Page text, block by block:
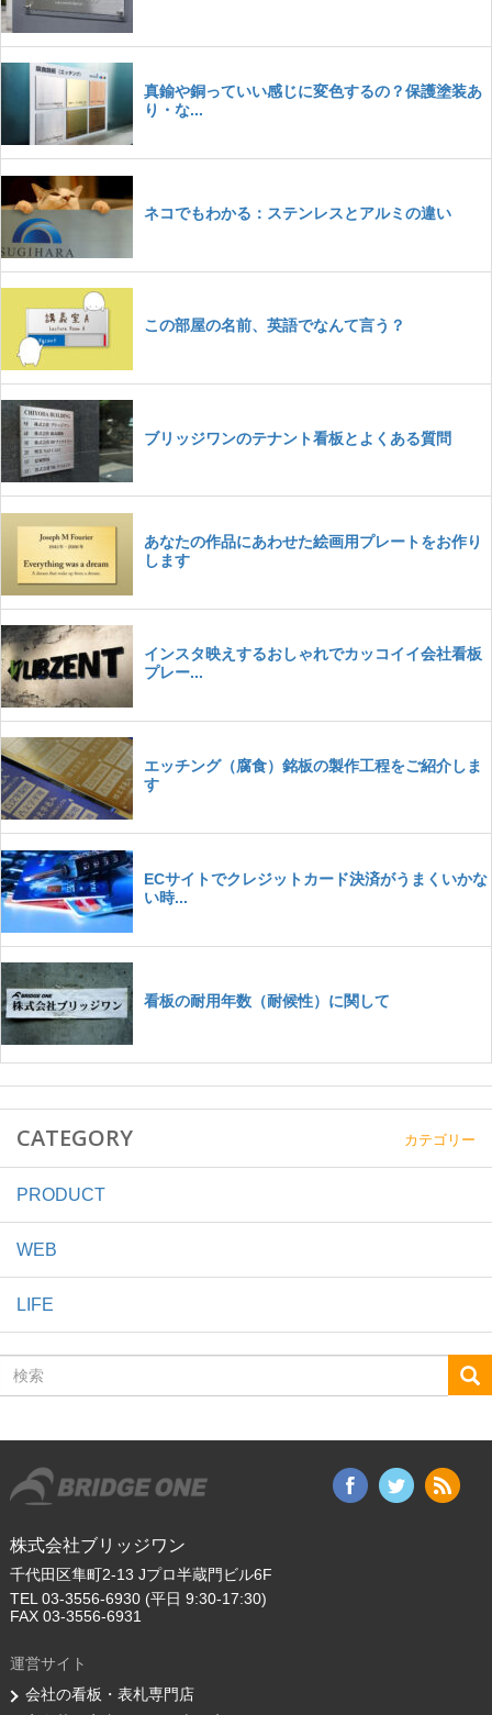
CATEGORY カテゴリー
PRODUCT
WEB
LIFE
株式会社ブリッジワン
千代田区隼町2-13 Jプロ半蔵門ビル6F
TEL 03-3556-6930 (平日 9:30-17:30)
FAX 03-3556-6931
運営サイト
会社の看板・表札専門店